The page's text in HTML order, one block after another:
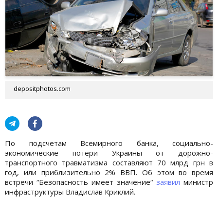
depositphotos.com
По подсчетам Всемирного банка, социально-
экономические потери Украины от дорожно-
транспортного травматизма составляют 70 млрд грн в
год, или приблизительно 2% ВВП. Об этом во время
встречи “Безопасность имеет значение“ заявил министр
инфраструктуры Владислав Криклий.